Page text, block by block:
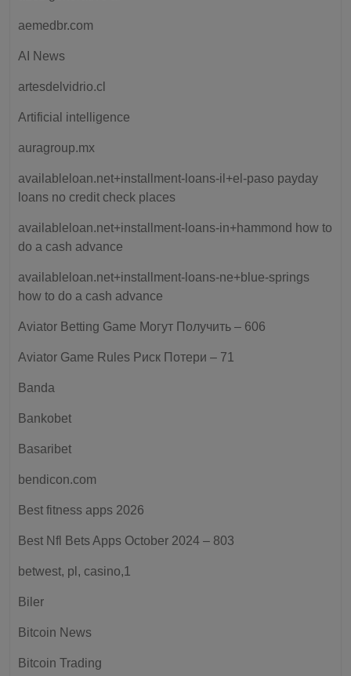
aemedbr.com
AI News
artesdelvidrio.cl
Artificial intelligence
auragroup.mx
availableloan.net+installment-loans-il+el-paso payday
loans no credit check places
availableloan.net+installment-loans-in+hammond how to
do a cash advance
availableloan.net+installment-loans-ne+blue-springs
how to do a cash advance
Aviator Betting Game Могут Получить – 606
Aviator Game Rules Риск Потери – 71
Banda
Bankobet
Basaribet
bendicon.com
Best fitness apps 2026
Best Nfl Bets Apps October 2024 – 803
betwest, pl, casino,1
Biler
Bitcoin News
Bitcoin Trading